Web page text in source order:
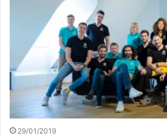
29/01/2019